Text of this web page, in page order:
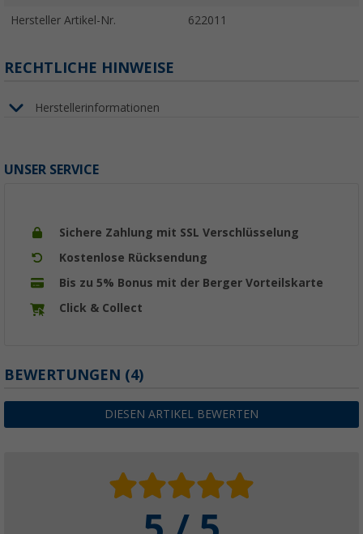
Hersteller Artikel-Nr. 622011
RECHTLICHE HINWEISE
Herstellerinformationen
UNSER SERVICE
Sichere Zahlung mit SSL Verschlüsselung
Kostenlose Rücksendung
Bis zu 5% Bonus mit der Berger Vorteilskarte
Click & Collect
BEWERTUNGEN (4)
DIESEN ARTIKEL BEWERTEN